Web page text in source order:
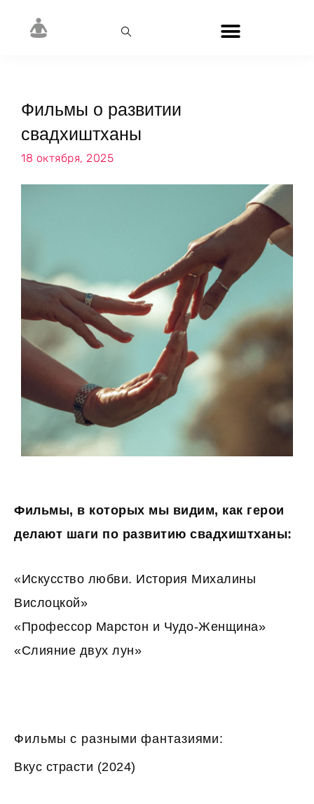
Фильмы о развитии
свадхиштханы
18 октября, 2025
Фильмы, в которых мы видим, как герои
делают шаги по развитию свадхиштханы:
«Искусство любви. История Михалины
Вислоцкой»
«Профессор Maрстон и Чудо-Женщина»
«Слияние двух лун»
Фильмы с разными фантазиями:
Вкус страсти (2024)